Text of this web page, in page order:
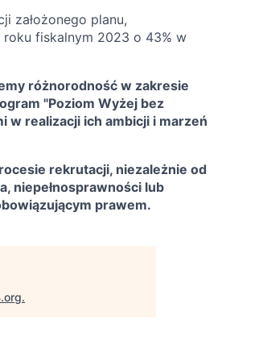
założonego planu,
fiskalnym 2023 o 43% w
różnorodność w zakresie
"Poziom Wyżej bez
w realizacji ich ambicji i marzeń
rekrutacji, niezależnie od
niepełnosprawności lub
prawem.
.